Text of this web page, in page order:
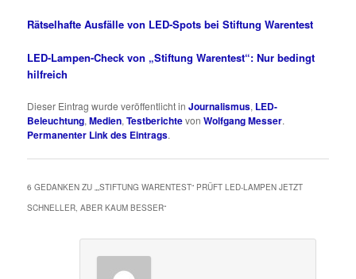
Rätselhafte Ausfälle von LED-Spots bei Stiftung Warentest
LED-Lampen-Check von „Stiftung Warentest“: Nur bedingt
hilfreich
Dieser Eintrag wurde veröffentlicht inJournalismus, LED-
Beleuchtung,Medien,TestberichtevonWolfgang Messer.
Permanenter Link des Eintrags.
6 GEDANKEN ZU „
„STIFTUNG WARENTEST“ PRÜFT LED-LAMPEN JETZT
SCHNELLER, ABER KAUM BESSER“